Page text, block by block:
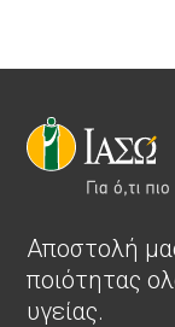
Αποστολή
ποιότητας
υγείας.